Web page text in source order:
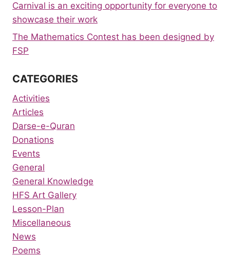
Carnival is an exciting opportunity for everyone to
showcase their work
The Mathematics Contest has been designed by
FSP
CATEGORIES
Activities
Articles
Darse-e-Quran
Donations
Events
General
General Knowledge
HFS Art Gallery
Lesson-Plan
Miscellaneous
News
Poems